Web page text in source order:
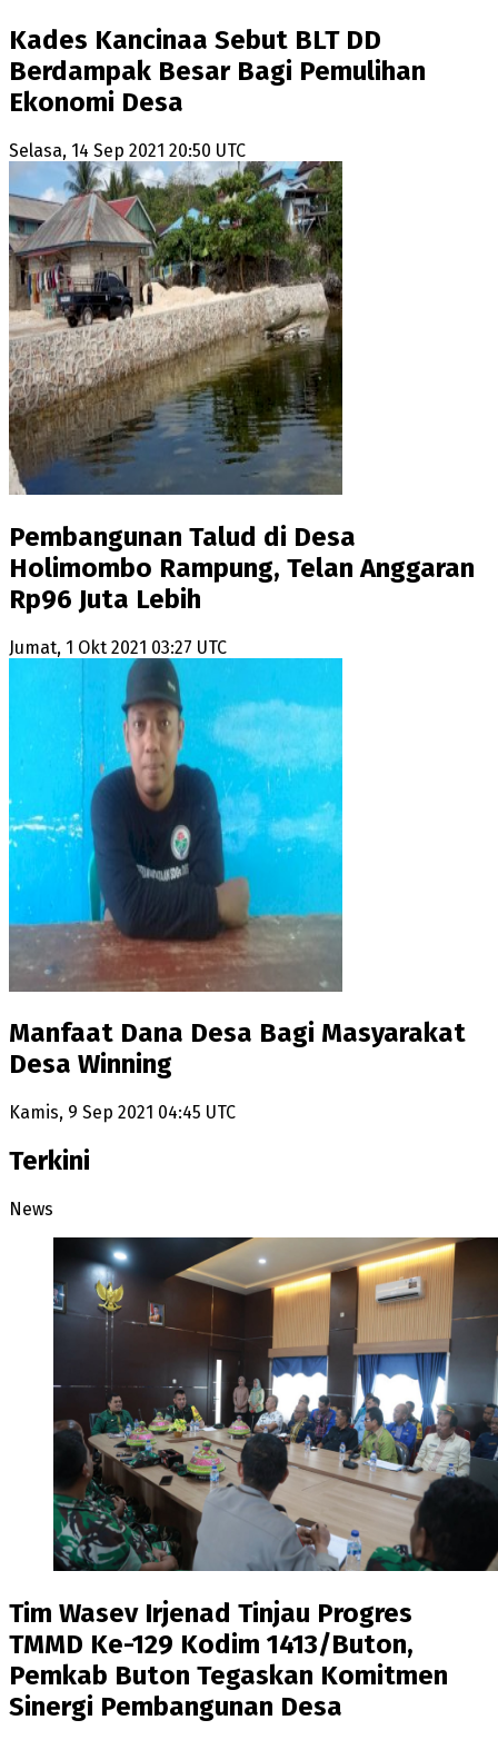
Kades Kancinaa Sebut BLT DD
Berdampak Besar Bagi Pemulihan
Ekonomi Desa
Selasa, 14 Sep 2021 20:50 UTC
Pembangunan Talud di Desa
Holimombo Rampung, Telan Anggaran
Rp96 Juta Lebih
Jumat, 1 Okt 2021 03:27 UTC
Manfaat Dana Desa Bagi Masyarakat
Desa Winning
Kamis, 9 Sep 2021 04:45 UTC
Terkini
News
Tim Wasev Irjenad Tinjau Progres
TMMD Ke-129 Kodim 1413/Buton,
Pemkab Buton Tegaskan Komitmen
Sinergi Pembangunan Desa